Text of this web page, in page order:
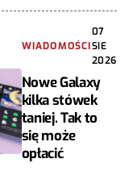
WIADOMOŚCI
07
SIE
2026
Nowe Galaxy
kilka stówek
taniej. Tak to
się może
opłacić